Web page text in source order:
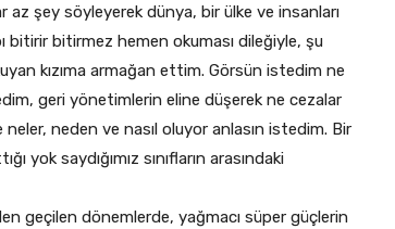
şey söyleyerek dünya, bir ülke ve insanları
bitirir bitirmez hemen okuması dileğiyle, şu
kızıma armağan ettim. Görsün istedim ne
geri yönetimlerin eline düşerek ne cezalar
neden ve nasıl oluyor anlasın istedim. Bir
yok saydığımız sınıfların arasındaki
geçilen dönemlerde, yağmacı süper güçlerin